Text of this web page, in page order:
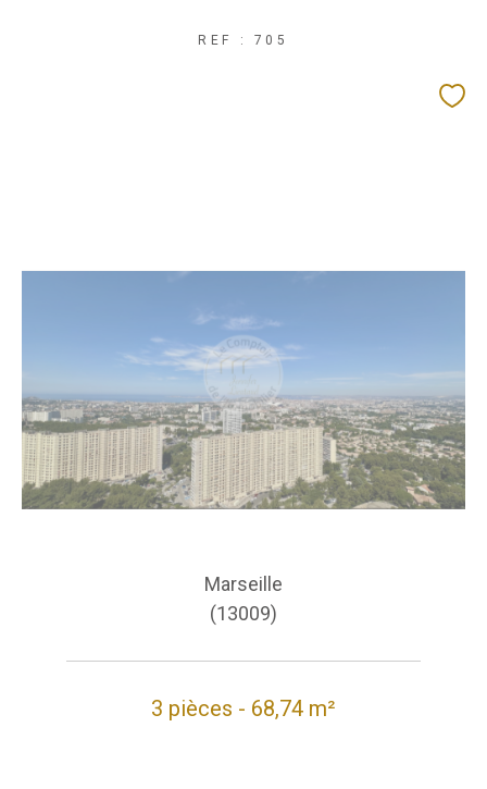
REF : 705
Marseille
(13009)
3 pièces - 68,74 m²